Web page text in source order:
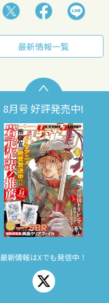
最新情報一覧
8月号 好評発売中!
最新情報はXでも発信中！